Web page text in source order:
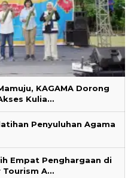
KAGAMA Dorong
Kulia…
Penyuluhan Agama
Empat Penghargaan di
Tourism A…